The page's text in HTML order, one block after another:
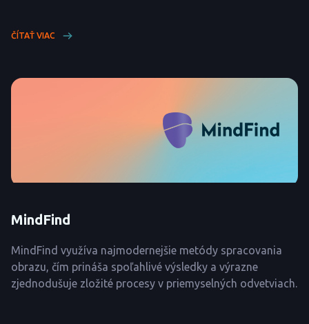
ČÍTAŤ VIAC
MindFind
MindFind využíva najmodernejšie metódy spracovania
obrazu, čím prináša spoľahlivé výsledky a výrazne
zjednodušuje zložité procesy v priemyselných odvetviach.